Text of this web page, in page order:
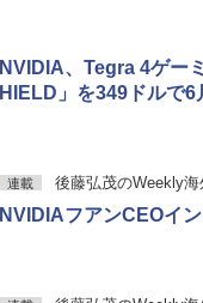
NVIDIA、Tegra 4ゲー
HIELD」を349ドルで6
連載 後藤弘茂のWeekly海
NVIDIAフアンCEOイ